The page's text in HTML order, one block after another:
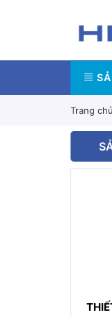
Trang chủ